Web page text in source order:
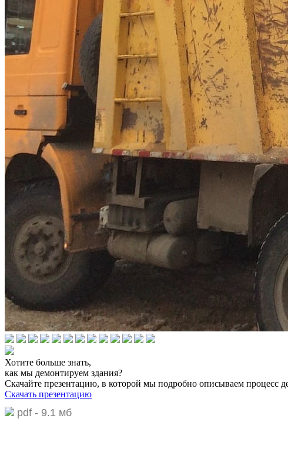
Хотите больше знать,
как мы демонтируем здания?
Скачайте презентацию, в которой мы подробно описываем процесс
Скачать презентацию
pdf - 9.1 мб